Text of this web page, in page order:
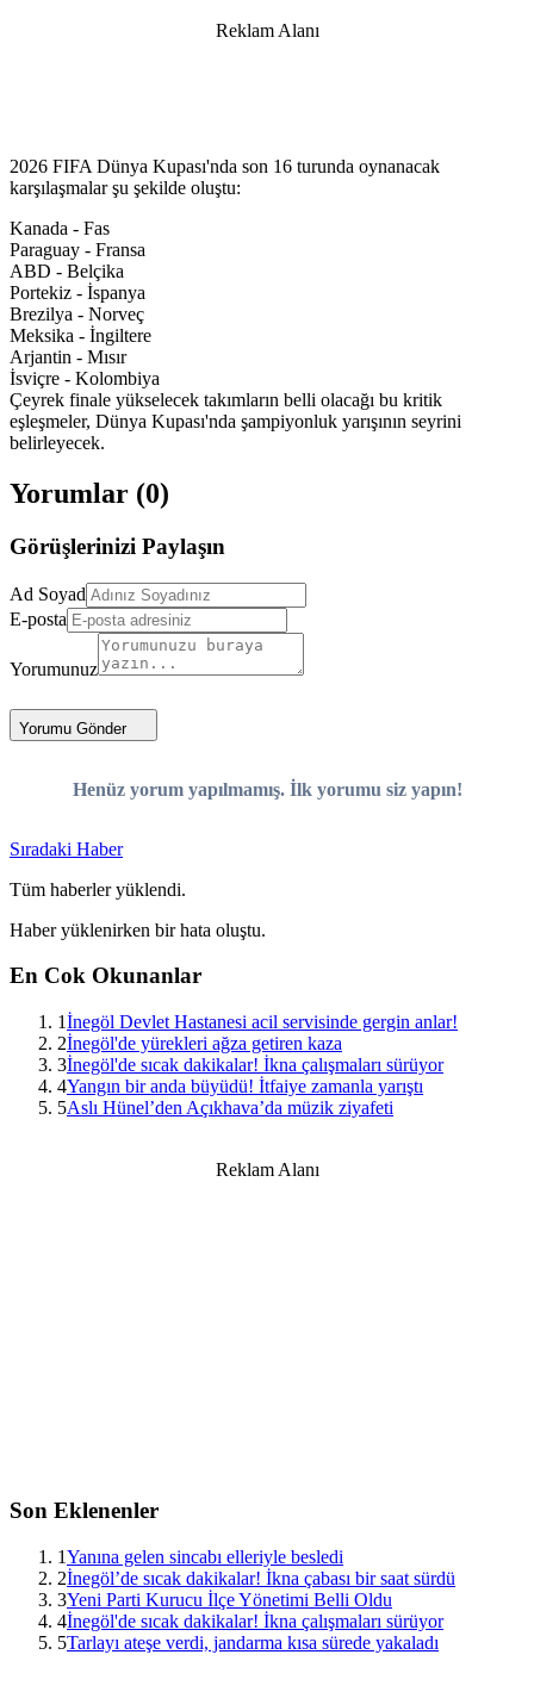
Reklam Alanı
2026 FIFA Dünya Kupası'nda son 16 turunda oynanacak
karşılaşmalar şu şekilde oluştu:
Kanada - Fas
Paraguay - Fransa
ABD - Belçika
Portekiz - İspanya
Brezilya - Norveç
Meksika - İngiltere
Arjantin - Mısır
İsviçre - Kolombiya
Çeyrek finale yükselecek takımların belli olacağı bu kritik
eşleşmeler, Dünya Kupası'nda şampiyonluk yarışının seyrini
belirleyecek.
Yorumlar (0)
Görüşlerinizi Paylaşın
Ad Soyad
E-posta
Yorumunuz
Yorumu Gönder
Henüz yorum yapılmamış. İlk yorumu siz yapın!
Sıradaki Haber
Tüm haberler yüklendi.
Haber yüklenirken bir hata oluştu.
En Cok Okunanlar
1İnegöl Devlet Hastanesi acil servisinde gergin anlar!
2İnegöl'de yürekleri ağza getiren kaza
3İnegöl'de sıcak dakikalar! İkna çalışmaları sürüyor
4Yangın bir anda büyüdü! İtfaiye zamanla yarıştı
5Aslı Hünel’den Açıkhava’da müzik ziyafeti
Reklam Alanı
Son Eklenenler
1Yanına gelen sincabı elleriyle besledi
2İnegöl’de sıcak dakikalar! İkna çabası bir saat sürdü
3Yeni Parti Kurucu İlçe Yönetimi Belli Oldu
4İnegöl'de sıcak dakikalar! İkna çalışmaları sürüyor
5Tarlayı ateşe verdi, jandarma kısa sürede yakaladı